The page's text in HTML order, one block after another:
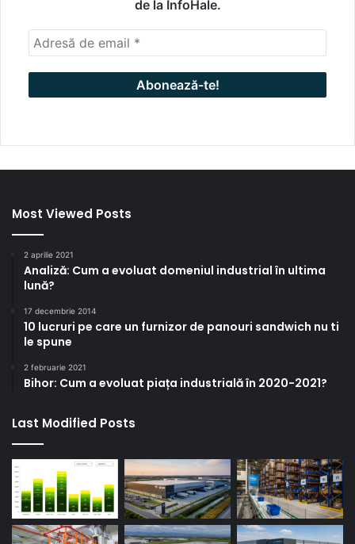
de la InfoHale.
Most Viewed Posts
2 aprilie 2021
Analiză: Cum a evoluat domeniul industrial în ultima
lună?
17 decembrie 2014
10 lucruri pe care un furnizor de panouri sandwich nu ti
le spune
2 februarie 2021
Bihor: Cum a evoluat piața industrială în 2020-2021?
Last Modified Posts